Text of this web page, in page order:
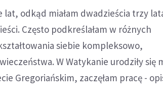
lat, odkąd miałam dwadzieścia trzy
Często podkreślałam w różnych
siebie kompleksowo,
W Watykanie urodziły się
Gregoriańskim, zaczęłam pracę -